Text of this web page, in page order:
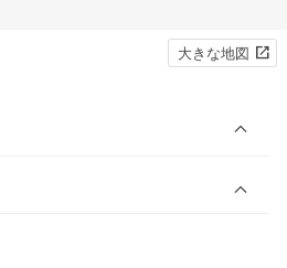
大きな地図